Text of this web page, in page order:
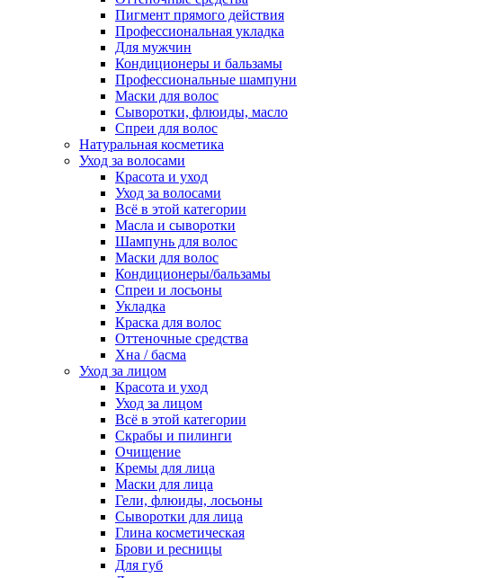
Пигмент прямого действия
Профессиональная укладка
Для мужчин
Кондиционеры и бальзамы
Профессиональные шампуни
Маски для волос
Сыворотки, флюиды, масло
Спреи для волос
Натуральная косметика
Уход за волосами
Красота и уход
Уход за волосами
Всё в этой категории
Масла и сыворотки
Шампунь для волос
Маски для волос
Кондиционеры/бальзамы
Спреи и лосьоны
Укладка
Краска для волос
Оттеночные средства
Хна / басма
Уход за лицом
Красота и уход
Уход за лицом
Всё в этой категории
Скрабы и пилинги
Очищение
Кремы для лица
Маски для лица
Гели, флюиды, лосьоны
Сыворотки для лица
Глина косметическая
Брови и ресницы
Для губ